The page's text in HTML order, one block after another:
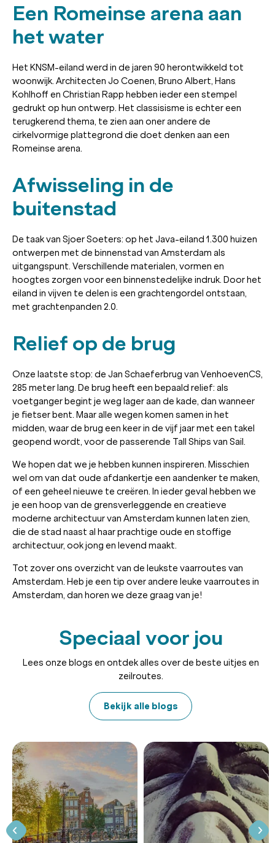
Een Romeinse arena aan
het water
Het KNSM-eiland werd in de jaren 90 herontwikkeld tot
woonwijk. Architecten Jo Coenen, Bruno Albert, Hans
Kohlhoff en Christian Rapp hebben ieder een stempel
gedrukt op hun ontwerp. Het classisisme is echter een
terugkerend thema, te zien aan oner andere de
cirkelvormige plattegrond die doet denken aan een
Romeinse arena.
Afwisseling in de
buitenstad
De taak van Sjoer Soeters: op het Java-eiland 1.300 huizen
ontwerpen met de binnenstad van Amsterdam als
uitgangspunt. Verschillende materialen, vormen en
hoogtes zorgen voor een binnenstedelijke indruk. Door het
eiland in vijven te delen is een grachtengordel ontstaan,
met grachtenpanden 2.0.
Relief op de brug
Onze laatste stop: de Jan Schaeferbrug van VenhoevenCS,
285 meter lang. De brug heeft een bepaald relief: als
voetganger begint je weg lager aan de kade, dan wanneer
je fietser bent. Maar alle wegen komen samen in het
midden, waar de brug een keer in de vijf jaar met een takel
geopend wordt, voor de passerende Tall Ships van Sail.
We hopen dat we je hebben kunnen inspireren. Misschien
wel om van dat oude afdankertje een aandenker te maken,
of een geheel nieuwe te creëren. In ieder geval hebben we
je een hoop van de grensverleggende en creatieve
moderne architectuur van Amsterdam kunnen laten zien,
die de stad naast al haar prachtige oude en stoffige
architectuur, ook jong en levend maakt.
Tot zover ons overzicht van de leukste vaarroutes van
Amsterdam. Heb je een tip over andere leuke vaarroutes in
Amsterdam, dan horen we deze graag van je!
Speciaal voor jou
Lees onze blogs en ontdek alles over de beste uitjes en
zeilroutes.
Bekijk alle blogs